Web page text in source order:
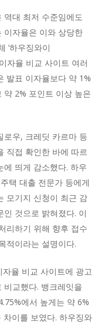
역대 최저 수준임에도
이자율은 이와 상당한
‘하우징와이
자율 비교 사이트 여러
발표 이자율보다 약 1%
약 2% 포인트 이상 높은
로우, 크레딧 카르마 등
직접 확인한 바에 따르
띄게 감소했다. 하우
택 대출 전문가 등에게
모기지 신청이 최근 감
것으로 밝혀졌다. 이
리하기 위해 향후 접수
적이라는 설명이다.
율 비교 사이트에 광고
교했다. 뱅크레잇을
에서 높게는 약 6%
이를 보였다. 하우징와